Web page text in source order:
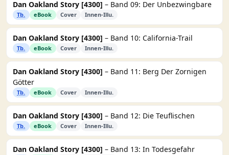
Dan Oakland Story [4300] – Band 09: Der Unbezwingbare
Tb. eBook Cover Innen-Illu.
Dan Oakland Story [4300] – Band 10: California-Trail
Tb. eBook Cover Innen-Illu.
Dan Oakland Story [4300] – Band 11: Berg Der Zornigen
Götter
Tb. eBook Cover Innen-Illu.
Dan Oakland Story [4300] – Band 12: Die Teuflischen
Tb. eBook Cover Innen-Illu.
Dan Oakland Story [4300] – Band 13: In Todesgefahr